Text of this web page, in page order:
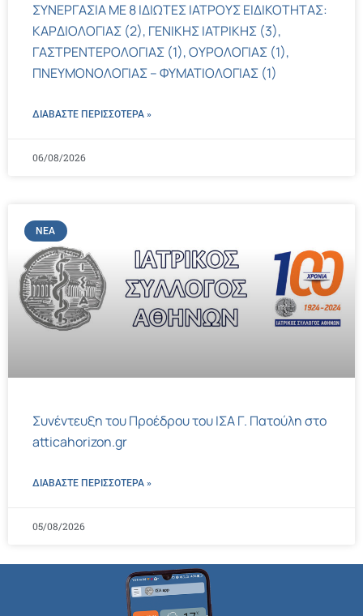
ΣΥΝΕΡΓΑΣΙΑ ΜΕ 8 ΙΔΙΩΤΕΣ ΙΑΤΡΟΥΣ ΕΙΔΙΚΟΤΗΤΑΣ:
ΚΑΡΔΙΟΛΟΓΙΑΣ (2), ΓΕΝΙΚΗΣ ΙΑΤΡΙΚΗΣ (3),
ΓΑΣΤΡΕΝΤΕΡΟΛΟΓΙΑΣ (1), ΟΥΡΟΛΟΓΙΑΣ (1),
ΠΝΕΥΜΟΝΟΛΟΓΙΑΣ – ΦΥΜΑΤΙΟΛΟΓΙΑΣ (1)
ΔΙΑΒΑΣΤΕ ΠΕΡΙΣΣΌΤΕΡΑ »
06/08/2026
ΝΈΑ
Συνέντευξη του Προέδρου του ΙΣΑ Γ. Πατούλη στο
atticahorizon.gr
ΔΙΑΒΑΣΤΕ ΠΕΡΙΣΣΌΤΕΡΑ »
05/08/2026